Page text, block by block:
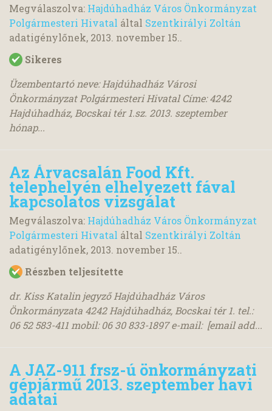
Megválaszolva: Hajdúhadház Város Önkormányzat
Polgármesteri Hivatal által Szentkirályi Zoltán
adatigénylőnek, 2013. november 15..
Sikeres
Üzembentartó neve: Hajdúhadház Városi
Önkormányzat Polgármesteri Hivatal Címe: 4242
Hajdúhadház, Bocskai tér 1.sz. 2013. szeptember
hónap...
Az Árvacsalán Food Kft.
telephelyén elhelyezett fával
kapcsolatos vizsgálat
Megválaszolva: Hajdúhadház Város Önkormányzat
Polgármesteri Hivatal által Szentkirályi Zoltán
adatigénylőnek, 2013. november 15..
Részben teljesítette
dr. Kiss Katalin jegyző Hajdúhadház Város
Önkormányzata 4242 Hajdúhadház, Bocskai tér 1. tel.:
06 52 583-411 mobil: 06 30 833-1897 e-mail: [email add...
A JAZ-911 frsz-ú önkormányzati
gépjármű 2013. szeptember havi
adatai